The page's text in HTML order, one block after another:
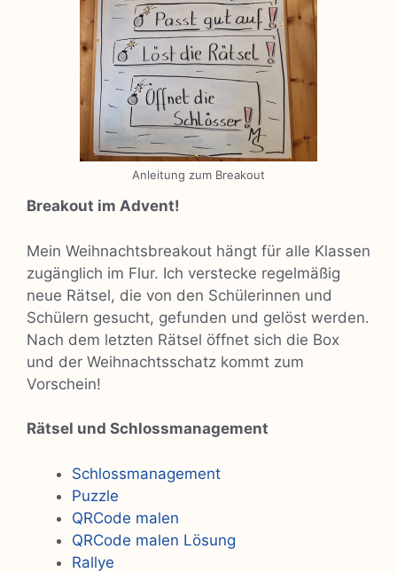
Anleitung zum Breakout
Breakout im Advent!
Mein Weihnachtsbreakout hängt für alle Klassen
zugänglich im Flur. Ich verstecke regelmäßig
neue Rätsel, die von den Schülerinnen und
Schülern gesucht, gefunden und gelöst werden.
Nach dem letzten Rätsel öffnet sich die Box
und der Weihnachtsschatz kommt zum
Vorschein!
Rätsel und Schlossmanagement
Schlossmanagement
Puzzle
QRCode malen
QRCode malen Lösung
Rallye